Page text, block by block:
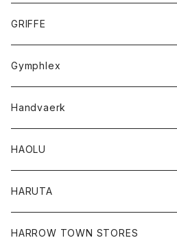
スカート
スカート
Tシャツ
Tシャツ
GRIFFE
Gymphlex
アウター
カーディガン
コート
トップス
シャツ
スウェット
レディース
カーディガン
ボトム
Handvaerk
トップス
Tシャツ
ロンTEE
HAOLU
HARUTA
HARROW TOWN STORES